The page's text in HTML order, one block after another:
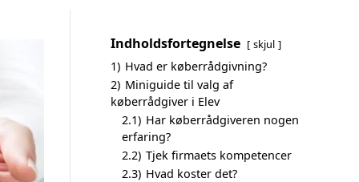
Indholdsfortegnelse skjul
1) Hvad er køberrådgivning?
2) Miniguide til valg af
køberrådgiver i Elev
2.1) Har køberrådgiveren nogen
erfaring?
2.2) Tjek firmaets kompetencer
2.3) Hvad koster det?